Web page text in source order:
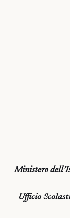
Ministero
Ufficio